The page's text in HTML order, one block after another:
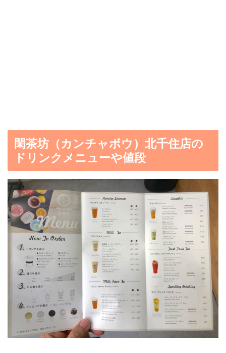
閑茶坊（カンチャボウ）北千住店の
ドリンクメニューや値段